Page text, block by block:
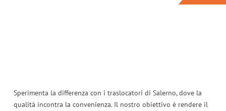
Sperimenta la differenza con i traslocatori di Salerno, dove la
qualità incontra la convenienza. Il nostro obiettivo è rendere il